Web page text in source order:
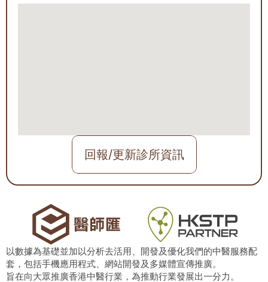
回報/更新診所資訊
以數據為基礎並加以分析去活用、開發及優化我們的中醫服務配
套，包括手機應用程式、網站開發及多媒體宣傳推廣。
旨在向大眾推廣香港中醫行業，為推動行業發展出一分力。